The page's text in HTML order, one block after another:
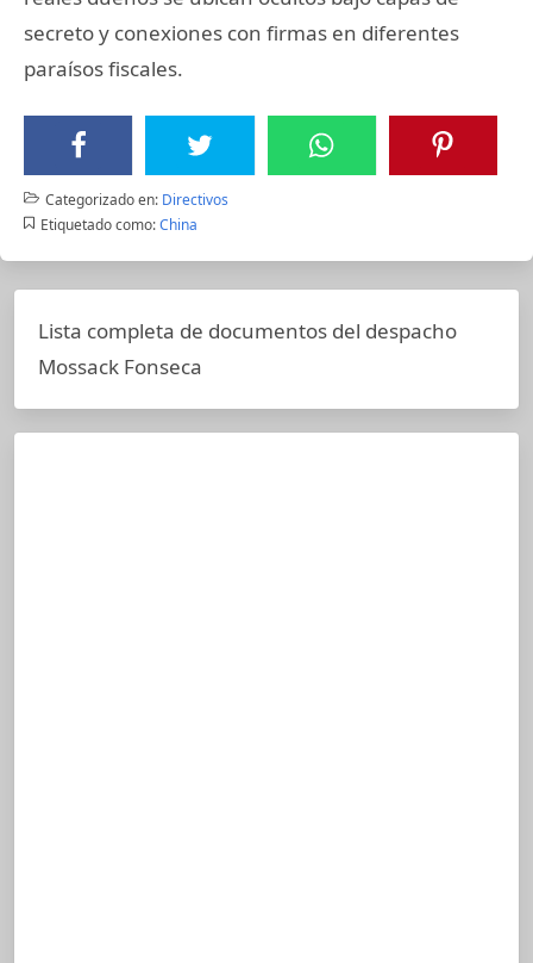
secreto y conexiones con firmas en diferentes
paraísos fiscales.
Categorizado en: Directivos
Etiquetado como: China
Lista completa de documentos del despacho
Mossack Fonseca